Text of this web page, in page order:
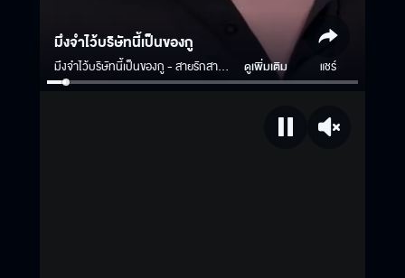
มึงจำไว้บริษัทนี้เป็นของกู
มึงจำไว้บริษัทนี้เป็นของกู - สายรักสาย
เลือด
ดูเพิ่มเติม แชร์